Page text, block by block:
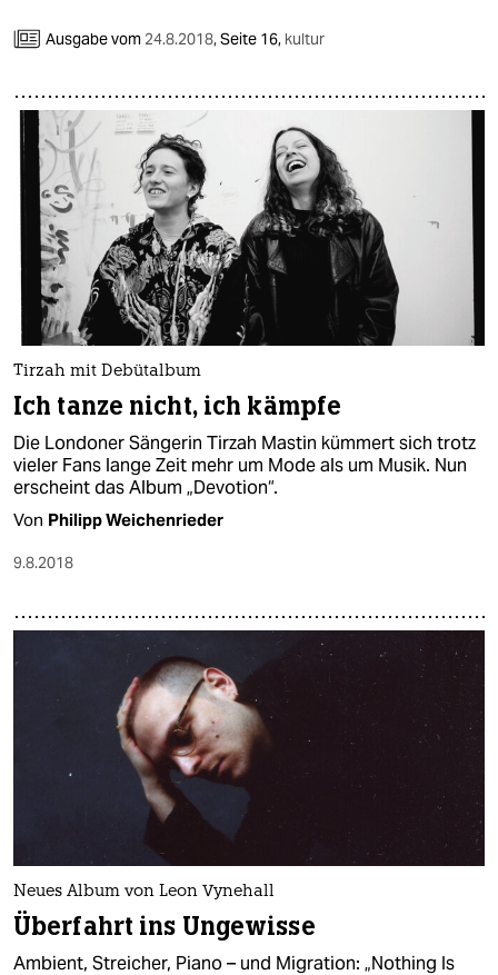
Ausgabe vom 24.8.2018,Seite 16, kultur
Tirzah mit Debütalbum
Ich tanze nicht, ich kämpfe
Die Londoner Sängerin Tirzah Mastin kümmert sich trotz
vieler Fans lange Zeit mehr um Mode als um Musik. Nun
erscheint das Album „Devotion“.
Von Philipp Weichenrieder
9.8.2018
Neues Album von Leon Vynehall
Überfahrt ins Ungewisse
Ambient, Streicher, Piano – und Migration: „Nothing Is